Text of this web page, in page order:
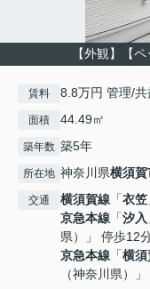
【外観】【
賃料 8.8万円 管理/
面積 44.49㎡
築年数 築5年
所在地 神奈川県横須賀
交通 横須賀線 「衣笠
京急本線 「汐入
県）」 停歩12
京急本線 「横須
（神奈川県）